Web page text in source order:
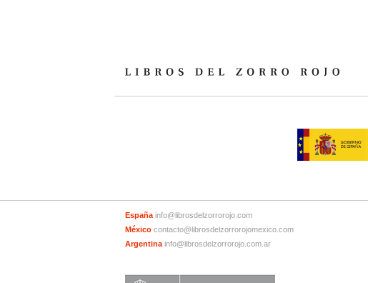
España info@librosdelzorrorojo.com
México contacto@librosdelzorrorojomexico.com
Argentina info@librosdelzorrorojo.com.ar